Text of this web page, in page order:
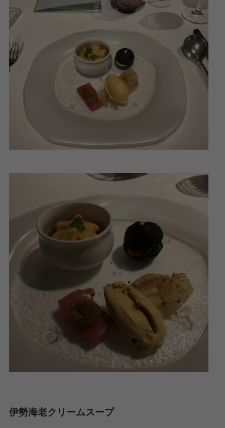
伊勢海老クリームスープ